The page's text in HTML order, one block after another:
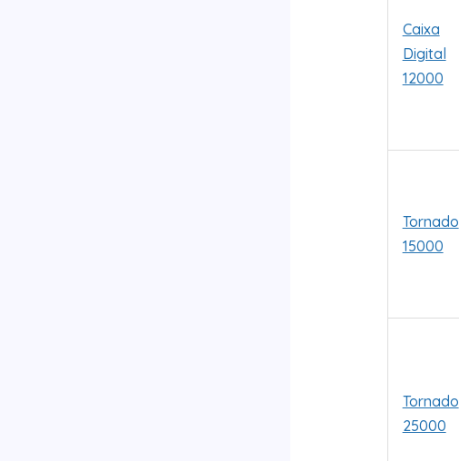
Caixa
Digital
12000
Tornado
15000
Tornado
25000